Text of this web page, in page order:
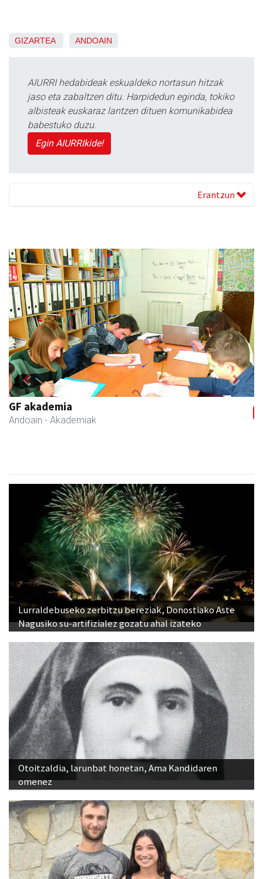
GIZARTEA ANDOAIN
AIURRI hedabideak eskualdeko nortasun hitzak
jaso eta zabaltzen ditu. Harpidedun eginda, tokiko
albisteak euskaraz lantzen dituen komunikabidea
babestuko duzu.
Egin AIURRIkide!
Erantzun
GF akademia
Andoain - Akademiak
Previous Next
Lurraldebuseko zerbitzu bereziak, Donostiako Aste
Nagusiko su-artifizialez gozatu ahal izateko
Otoitzaldia, larunbat honetan, Ama Kandidaren
omenez